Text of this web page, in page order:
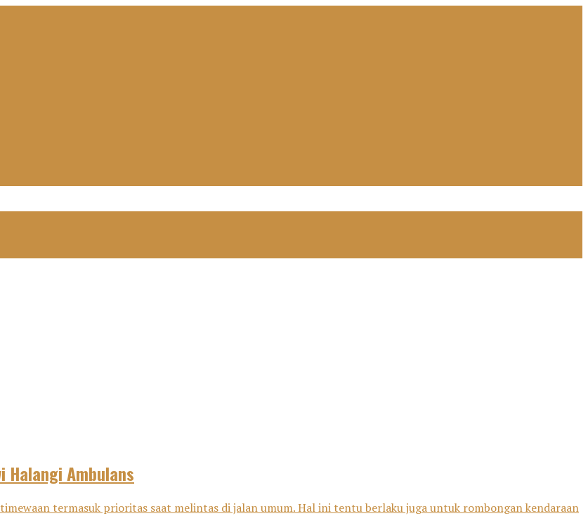
Halangi Ambulans
termasuk prioritas saat melintas di jalan umum. Hal ini tentu berlaku juga untuk rombongan kendaraan